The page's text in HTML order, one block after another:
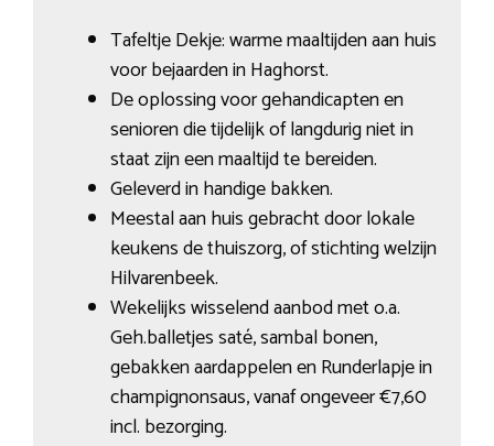
Tafeltje Dekje: warme maaltijden aan huis
voor bejaarden in Haghorst.
De oplossing voor gehandicapten en
senioren die tijdelijk of langdurig niet in
staat zijn een maaltijd te bereiden.
Geleverd in handige bakken.
Meestal aan huis gebracht door lokale
keukens de thuiszorg, of stichting welzijn
Hilvarenbeek.
Wekelijks wisselend aanbod met o.a.
Geh.balletjes saté, sambal bonen,
gebakken aardappelen en Runderlapje in
champignonsaus, vanaf ongeveer €7,60
incl. bezorging.